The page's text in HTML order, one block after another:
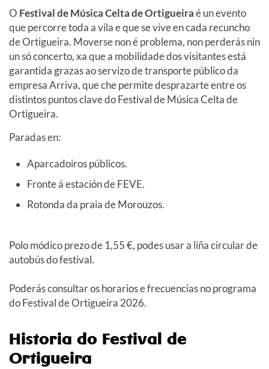
O Festival de Música Celta de Ortigueiraé un evento
que percorre toda a vila e que se vive en cada recuncho
de Ortigueira. Moverse non é problema, non perderás nin
un só concerto, xa que a mobilidade dos visitantes está
garantida grazas ao servizo de transporte público da
empresa Arriva, que che permite desprazarte entre os
distintos puntos clave do Festival de Música Celta de
Ortigueira.
Paradas en:
Aparcadoiros públicos.
Fronte á estación de FEVE.
Rotonda da praia de Morouzos.
Polo módico prezo de 1,55€, podes usar a liña circular de
autobús do festival.
Poderás consultar os horarios e frecuencias no programa
do Festival de Ortigueira 2026.
Historia do Festival de
Ortigueira